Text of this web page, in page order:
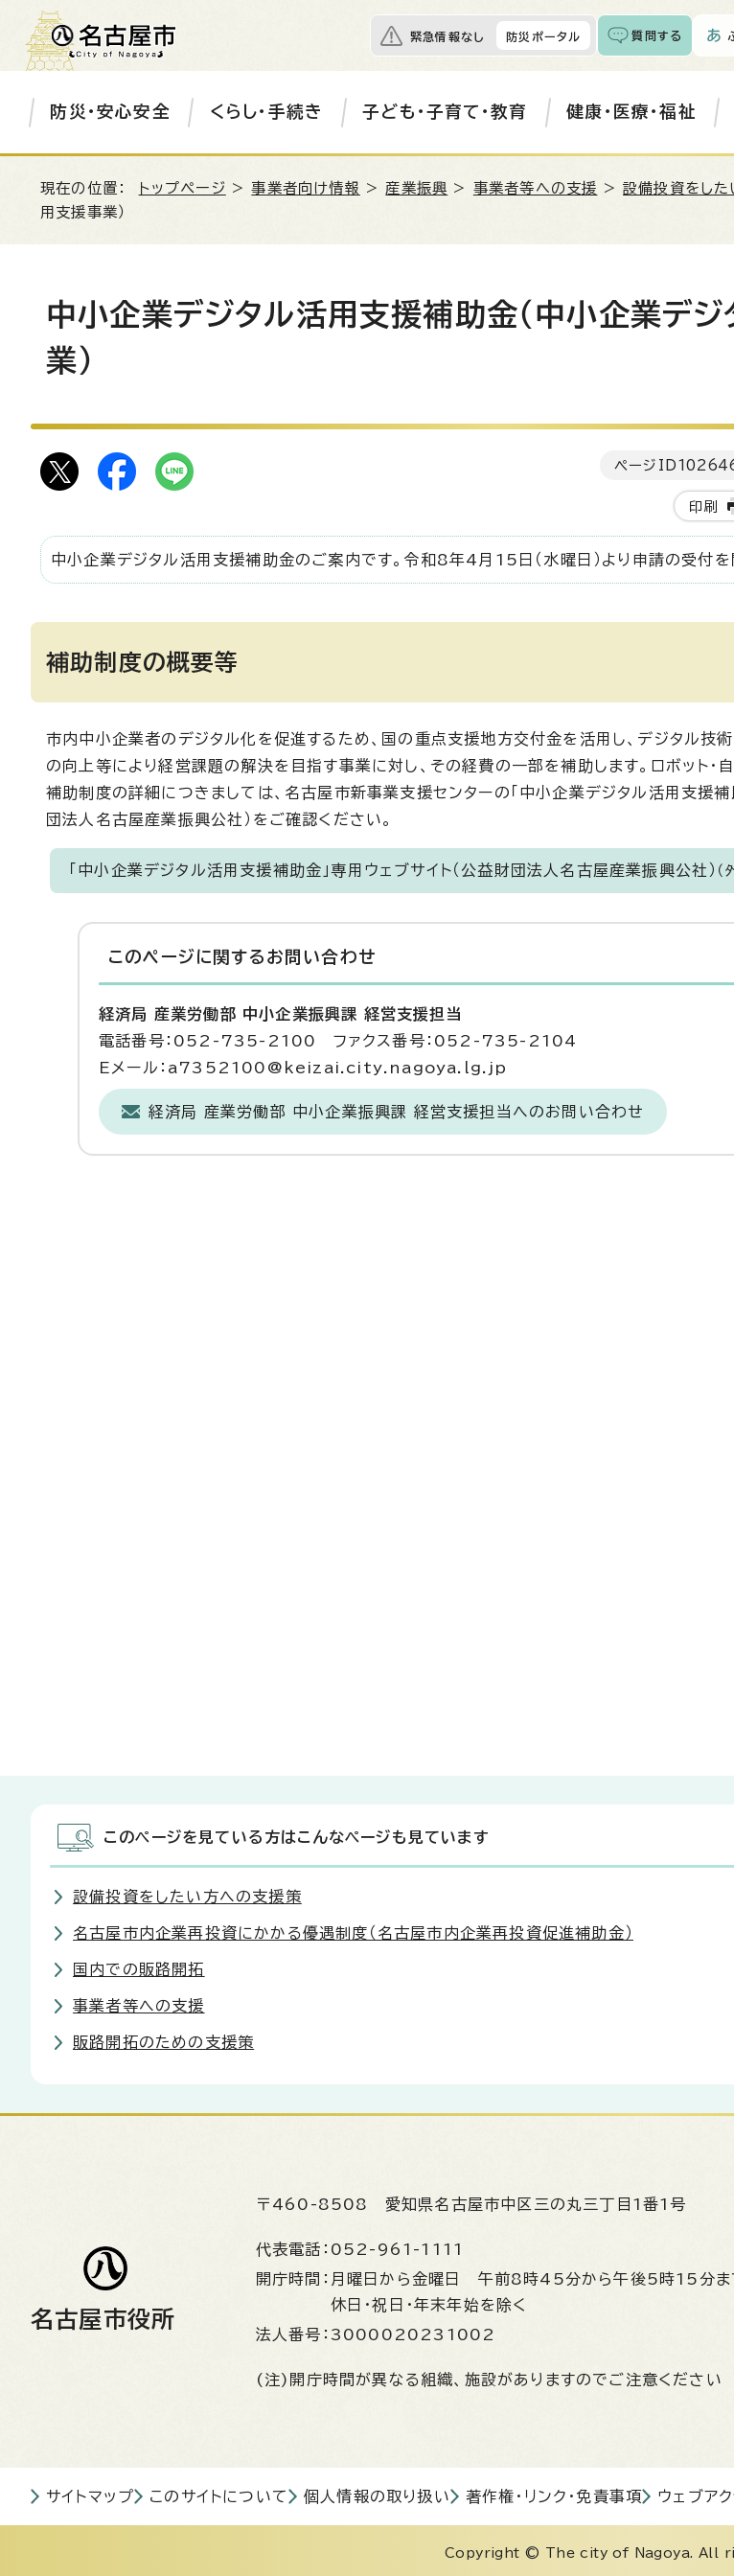
緊急情報なし 防災ポータル 質問する
防災・安心安全 くらし・手続き 子ども・子育て・教育 健康・医療・福祉
現在の位置： トップページ >事業者向け情報 > 産業振興 > 事業者等への支援 >設備投資をし
用支援事業）
中小企業デジタル活用支援補助金（中小企業デ
業）
ページID
印刷
中小企業デジタル活用支援補助金のご案内です。令和8年4月15日（水曜日）より申請の受付を
補助制度の概要等
市内中小企業者のデジタル化を促進するため、国の重点支援地方交付金を活用し、デジタル技
の向上等により経営課題の解決を目指す事業に対し、その経費の一部を補助します。ロボット・
補助制度の詳細につきましては、名古屋市新事業支援センターの「中小企業デジタル活用支援補
団法人名古屋産業振興公社）をご確認ください。
「中小企業デジタル活用支援補助金」専用ウェブサイト（公益財団法人名古屋産業振興公社） （
このページに関する お問い合わせ
経済局 産業労働部 中小企業振興課 経営支援担当
電話番号：052-735-2100 ファクス番号：052-735-2104
Eメール：a7352100@keizai.city.nagoya.lg.jp
経済局 産業労働部 中小企業振興課 経営支援担当へのお問い合わせ
このページを見ている方はこんなページも見ています
設備投資をしたい方への支援策
名古屋市内企業再投資にかかる優遇制度（名古屋市内企業再投資促進補助金）
国内での販路開拓
事業者等への支援
販路開拓のための支援策
名古屋市役所
〒460-8508 愛知県名古屋市中区三の丸三丁目1番1号
代表電話： 052-961-1111
開庁時間： 月曜日から金曜日 午前8時45分から午後5時15分ま
休日・祝日・年末年始を除く
法人番号： 3000020231002
(注)開庁時間が異なる組織、施設がありますのでご注意ください
サイトマップ このサイトについて 個人情報の取り扱い 著作権・リンク・免責事項 ウェブア
Copyright © The city of Nagoya. All